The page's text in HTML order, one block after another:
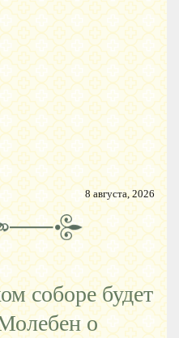
8 августа, 2026
соборе будет
о